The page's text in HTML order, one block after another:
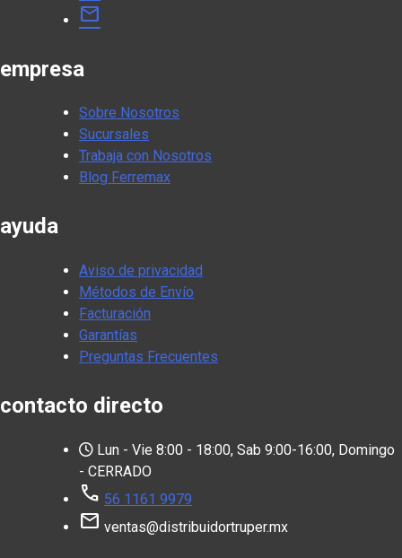
mail
empresa
Sobre Nosotros
Sucursales
Trabaja con Nosotros
Blog Ferremax
ayuda
Aviso de privacidad
Métodos de Envío
Facturación
Garantías
Preguntas Frecuentes
contacto directo
Lun - Vie 8:00 - 18:00, Sab 9:00-16:00, Domingo
- CERRADO
call 56 1161 9979
mail ventas@distribuidortruper.mx